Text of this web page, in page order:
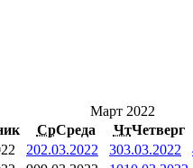
Март 2022
СрСреда ЧтЧетверг
202.03.2022 303.03.2022